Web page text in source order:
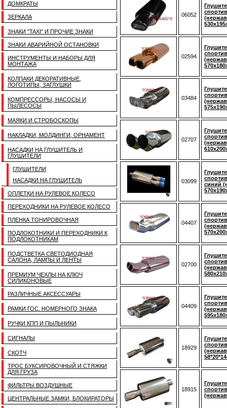
ДОМКРАТЫ
ЗЕРКАЛА
ЗНАКИ "TAXI" И ПРОЧИЕ ЗНАКИ
ЗНАКИ АВАРИЙНОЙ ОСТАНОВКИ
ИНСТРУМЕНТЫ И НАБОРЫ ДЛЯ
МОНТАЖА
КОЛПАКИ ДЕКОРАТИВНЫЕ,
ЛОГОТИПЫ, ЗАГЛУШКИ
КОМПРЕССОРЫ, НАСОСЫ И
ПЫЛЕСОСЫ
МАЯКИ И СТРОБОСКОПЫ
НАКЛАДКИ, МОЛДИНГИ, ОРНАМЕНТ
НАСАДКИ НА ГЛУШИТЕЛЬ И
ГЛУШИТЕЛИ
ГЛУШИТЕЛИ
НАСАДКИ НА ГЛУШИТЕЛЬ
ОПЛЕТКИ НА РУЛЕВОЕ КОЛЕСО
ПЕРЕХОДНИКИ НА РУЛЕВОЕ КОЛЕСО
ПЛЕНКА ТОНИРОВОЧНАЯ
ПОДЛОКОТНИКИ И ПЕРЕХОДНИКИ К
ПОДЛОКОТНИКАМ
ПОДСТВЕТКА СВЕТОДИОДНАЯ
САЛОНА, ЛАМПЫ И ЛЕНТЫ
ПРЕМИУМ ЧЕХЛЫ НА КЛЮЧ
СИЛИКОНОВЫЕ
РАЗЛИЧНЫЕ АКСЕССУАРЫ
РАМКИ ГОС. НОМЕРНОГО ЗНАКА
РУЧКИ КПП И ПЫЛЬНИКИ
СИГНАЛЫ
СКОТЧ
ТРОС БУКСИРОВОЧНЫЙ И СТЯЖКИ
ДЛЯ ГРУЗА
ФИЛЬТРЫ ВОЗДУШНЫЕ
ЦЕНТРАЛЬНЫЕ ЗАМКИ, БЛОКИРАТОРЫ
06052
02594
03484
02707
03099
синий
04407
02700
04409
18929
18915